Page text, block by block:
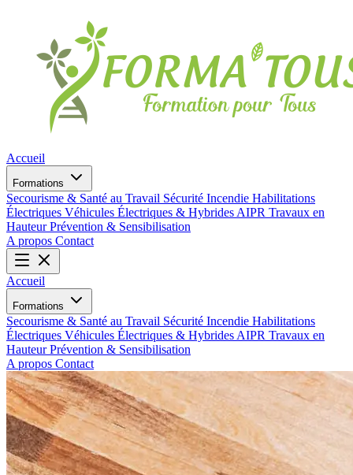
Accueil
Formations
Secourisme & Santé au Travail Sécurité Incendie Habilitations
Électriques Véhicules Électriques & Hybrides AIPR Travaux en
HauteurPrévention & Sensibilisation
A propos Contact
Accueil
Formations
Secourisme & Santé au Travail Sécurité Incendie Habilitations
Électriques Véhicules Électriques & Hybrides AIPR Travaux en
HauteurPrévention & Sensibilisation
A propos Contact